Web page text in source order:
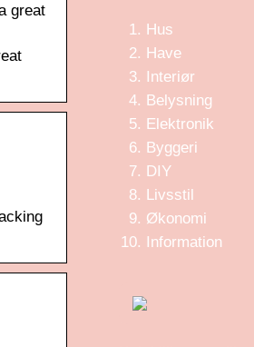
great
Hus
Have
Interiør
Belysning
Elektronik
Byggeri
DIY
Livsstil
Økonomi
Information